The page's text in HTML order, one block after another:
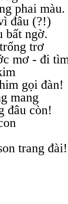
phai màu.
đâu (?!)
bất ngờ.
trơ
mơ - đi
gọi đàn!
mang
đâu còn!
trang